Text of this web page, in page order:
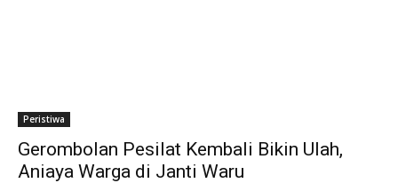
Peristiwa
Gerombolan Pesilat Kembali Bikin Ulah,
Aniaya Warga di Janti Waru